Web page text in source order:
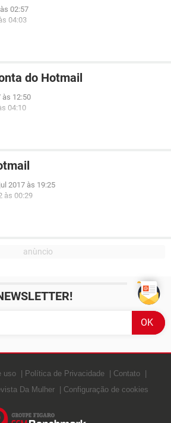
02:57
04:03
do Hotmail
às 12:50
04:10
2017 às 19:25
às 00:29
uso Política de Privacidade
Contato
Da Mulher Configuração de cookies